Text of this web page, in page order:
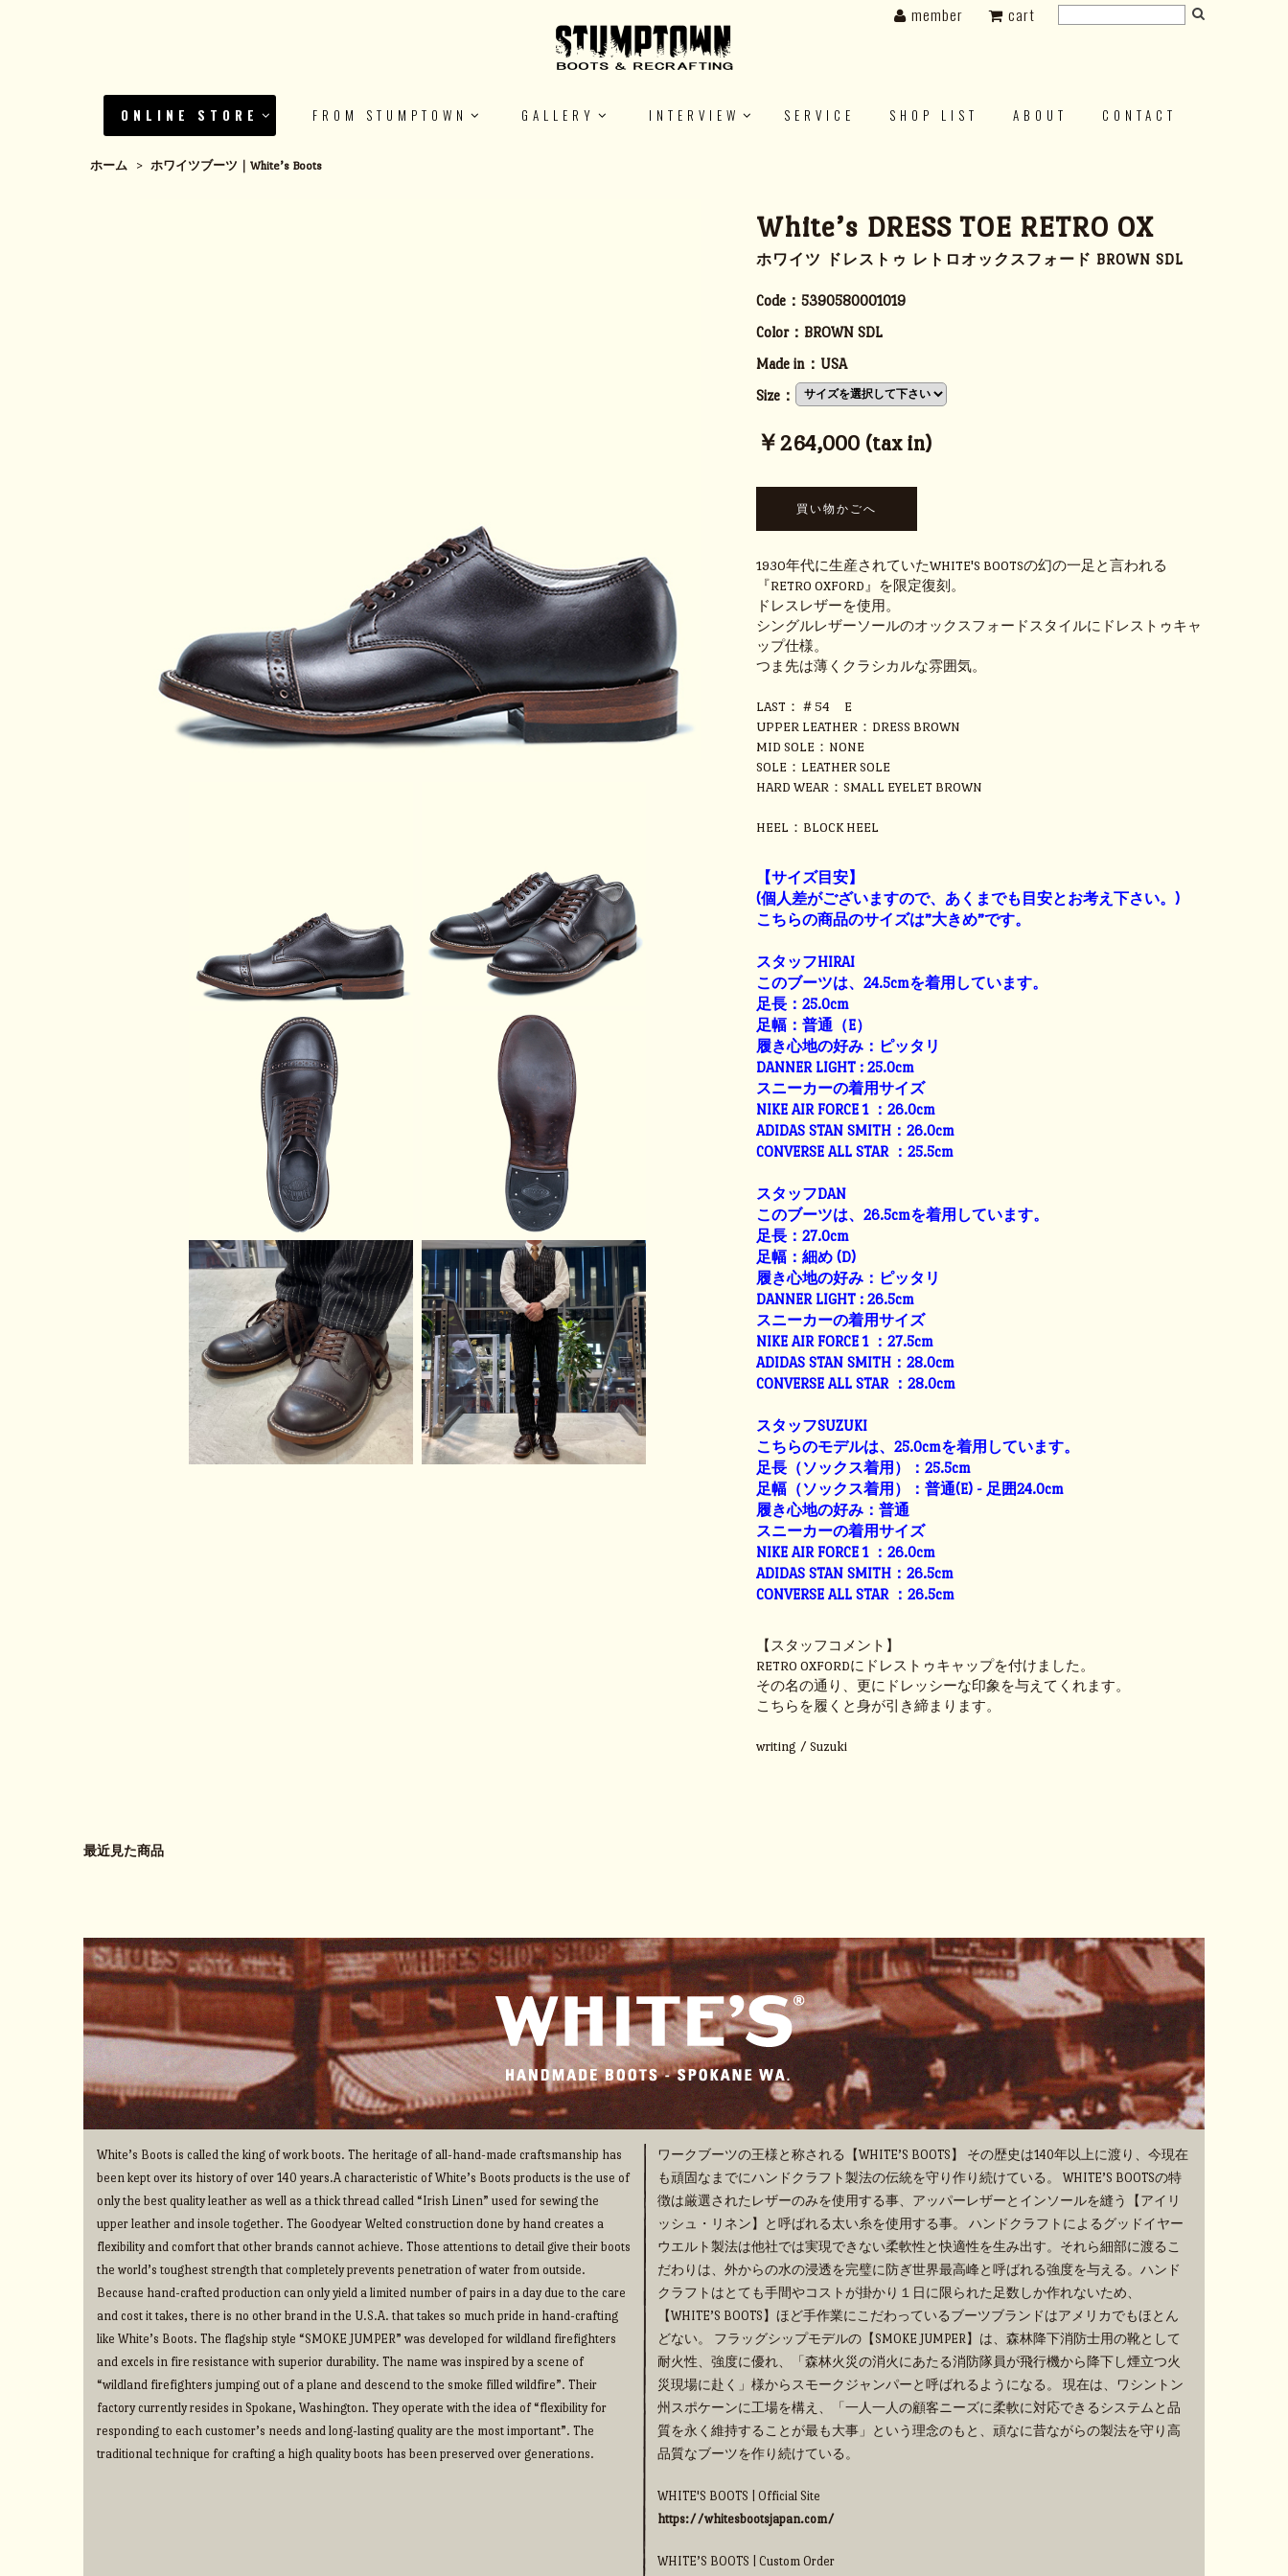
ONLINE STORE FROM STUMPTOWN GALLERY INTERVIEW SERVICE SHOP LIST ABOUT CONTACT
member cart
ホーム > ホワイツブーツ｜White’s Boots
White’s DRESS TOE RETRO OX
ホワイツ ドレストゥ レトロオックスフォード BROWN SDL
Code： 5390580001019
Color： BROWN SDL
Made in： USA
Size：
￥264,000 (tax in)
1930年代に生産されていたWHITE'S BOOTSの幻の一足と言われる
『RETRO OXFORD』を限定復刻。
ドレスレザーを使用。
シングルレザーソールのオックスフォードスタイルにドレストゥキャ
ップ仕様。
つま先は薄くクラシカルな雰囲気。
LAST：＃54 E
UPPER LEATHER：DRESS BROWN
MID SOLE：NONE
SOLE：LEATHER SOLE
HARD WEAR：SMALL EYELET BROWN
HEEL：BLOCK HEEL
【サイズ目安】
(個人差がございますので、あくまでも目安とお考え下さい。)
こちらの商品のサイズは”大きめ”です。
スタッフHIRAI
このブーツは、24.5cmを着用しています。
足長：25.0cm
足幅：普通（E）
履き心地の好み：ピッタリ
DANNER LIGHT : 25.0cm
スニーカーの着用サイズ
NIKE AIR FORCE 1 ：26.0cm
ADIDAS STAN SMITH：26.0cm
CONVERSE ALL STAR ：25.5cm
スタッフDAN
このブーツは、26.5cmを着用しています。
足長：27.0cm
足幅：細め (D)
履き心地の好み：ピッタリ
DANNER LIGHT : 26.5cm
スニーカーの着用サイズ
NIKE AIR FORCE 1 ：27.5cm
ADIDAS STAN SMITH：28.0cm
CONVERSE ALL STAR ：28.0cm
スタッフSUZUKI
こちらのモデルは、25.0cmを着用しています。
足長（ソックス着用）：25.5cm
足幅（ソックス着用）：普通(E) - 足囲24.0cm
履き心地の好み：普通
スニーカーの着用サイズ
NIKE AIR FORCE 1 ：26.0cm
ADIDAS STAN SMITH：26.5cm
CONVERSE ALL STAR ：26.5cm
【スタッフコメント】
RETRO OXFORDにドレストゥキャップを付けました。
その名の通り、更にドレッシーな印象を与えてくれます。
こちらを履くと身が引き締まります。
writing / Suzuki
最近見た商品
White’s Boots is called the king of work boots. The heritage of all-hand-made craftsmanship has
been kept over its history of over 140 years.A characteristic of White’s Boots products is the use of
only the best quality leather as well as a thick thread called “Irish Linen” used for sewing the
upper leather and insole together. The Goodyear Welted construction done by hand creates a
flexibility and comfort that other brands cannot achieve. Those attentions to detail give their boots
the world’s toughest strength that completely prevents penetration of water from outside.
Because hand-crafted production can only yield a limited number of pairs in a day due to the care
and cost it takes, there is no other brand in the U.S.A. that takes so much pride in hand-crafting
like White’s Boots. The flagship style “SMOKE JUMPER” was developed for wildland firefighters
and excels in fire resistance with superior durability. The name was inspired by a scene of
“wildland firefighters jumping out of a plane and descend to the smoke filled wildfire”. Their
factory currently resides in Spokane, Washington. They operate with the idea of “flexibility for
responding to each customer’s needs and long-lasting quality are the most important”. The
traditional technique for crafting a high quality boots has been preserved over generations.
ワークブーツの王様と称される【WHITE’S BOOTS】 その歴史は140年以上に渡り、今現在
も頑固なまでにハンドクラフト製法の伝統を守り作り続けている。 WHITE’S BOOTSの特
徴は厳選されたレザーのみを使用する事、アッパーレザーとインソールを縫う【アイリ
ッシュ・リネン】と呼ばれる太い糸を使用する事。 ハンドクラフトによるグッドイヤー
ウエルト製法は他社では実現できない柔軟性と快適性を生み出す。それら細部に渡るこ
だわりは、外からの水の浸透を完璧に防ぎ世界最高峰と呼ばれる強度を与える。ハンド
クラフトはとても手間やコストが掛かり１日に限られた足数しか作れないため、
【WHITE’S BOOTS】ほど手作業にこだわっているブーツブランドはアメリカでもほとん
どない。 フラッグシップモデルの【SMOKE JUMPER】は、森林降下消防士用の靴として
耐火性、強度に優れ、「森林火災の消火にあたる消防隊員が飛行機から降下し煙立つ火
災現場に赴く」様からスモークジャンパーと呼ばれるようになる。 現在は、ワシントン
州スポケーンに工場を構え、「一人一人の顧客ニーズに柔軟に対応できるシステムと品
質を永く維持することが最も大事」という理念のもと、頑なに昔ながらの製法を守り高
品質なブーツを作り続けている。
WHITE'S BOOTS | Official Site
https://whitesbootsjapan.com/
WHITE’S BOOTS | Custom Order